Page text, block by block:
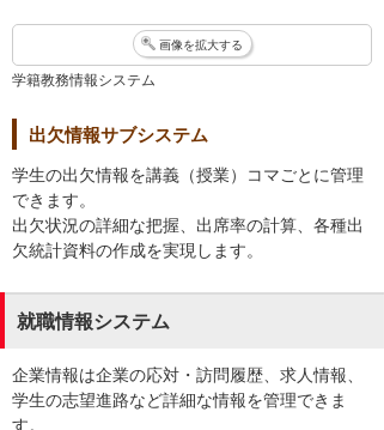
画像を拡大する
学籍教務情報システム
出欠情報サブシステム
学生の出欠情報を講義（授業）コマごとに管理
できます。
出欠状況の詳細な把握、出席率の計算、各種出
欠統計資料の作成を実現します。
就職情報システム
企業情報は企業の応対・訪問履歴、求人情報、
学生の志望進路など詳細な情報を管理できま
す。